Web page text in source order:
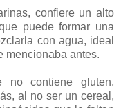
confiere un alto
puede formar una
con agua, ideal
mencionaba antes.
no contiene gluten,
al no ser un cereal,